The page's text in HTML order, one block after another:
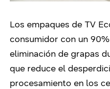
Los empaques de TV
consumidor con un
eliminación de grapas
que reduce el
procesamiento en los